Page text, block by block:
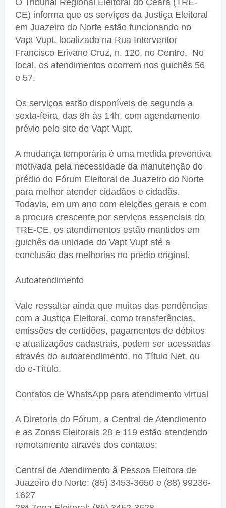
CE) informa que os serviços da Justiça Eleitoral
em Juazeiro do Norte estão funcionando no
Vapt Vupt, localizado na Rua Interventor
Francisco Erivano Cruz, n. 120, no Centro. No
local, os atendimentos ocorrem nos guichês 56
e 57.
Os serviços estão disponíveis de segunda a
sexta-feira, das 8h às 14h, com agendamento
prévio pelo site do Vapt Vupt.
A mudança temporária é uma medida preventiva
motivada pela necessidade da manutenção do
prédio do Fórum Eleitoral de Juazeiro do Norte
para melhor atender cidadãos e cidadãs.
Todavia, em um ano com eleições gerais e com
a procura crescente por serviços essenciais do
TRE-CE, os atendimentos estão mantidos em
guichês da unidade do Vapt Vupt até a
conclusão das melhorias no prédio original.
Autoatendimento
Vale ressaltar ainda que muitas das pendências
com a Justiça Eleitoral, como transferências,
emissões de certidões, pagamentos de débitos
e atualizações cadastrais, podem ser acessadas
através do autoatendimento, no Título Net, ou
do e-Título.
Contatos de WhatsApp para atendimento virtual
A Diretoria do Fórum, a Central de Atendimento
e as Zonas Eleitorais 28 e 119 estão atendendo
remotamente através dos contatos:
Central de Atendimento à Pessoa Eleitora de
Juazeiro do Norte: (85) 3453-3650 e (88) 99236-
1627